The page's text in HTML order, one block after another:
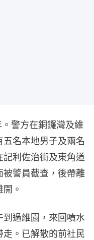
警方在銅鑼灣及維
名本地男子及兩名
利佐治街及東角道
警員截查，後帶離
。
過維園，來回噴水
。已解散的前社民